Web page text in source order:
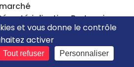
Partenaire
?
fonctionnalités ?
même sujet pourraient vous
et vous donne le contrôle
activer
Tout refuser Personnaliser